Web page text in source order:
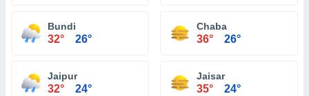
Bundi
32° 26°
Chaba
36° 26°
Jaipur
32° 24°
Jaisar
35° 24°